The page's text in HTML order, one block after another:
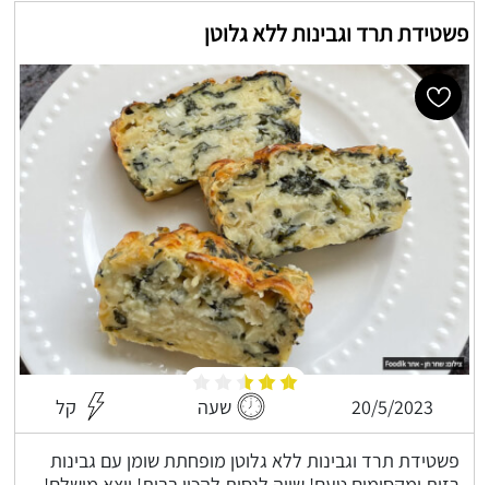
פשטידת תרד וגבינות ללא גלוטן
20/5/2023 שעה קל
פשטידת תרד וגבינות ללא גלוטן מופחתת שומן עם גבינות